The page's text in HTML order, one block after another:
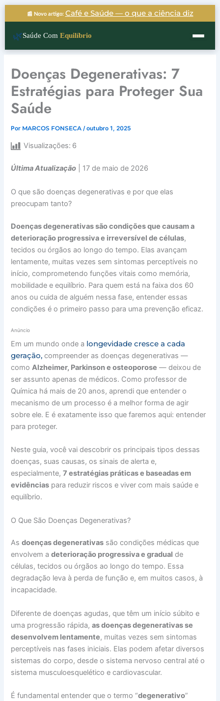
conteúdo
📰 Novo artigo: Café e Saúde — o que a ciência diz
🌿Saúde Com Equilíbrio
Doenças Degenerativas: 7
Estratégias para Proteger Sua
Saúde
Por MARCOS FONSECA/outubro 1, 2025
Visualizações: 6
Última Atualização | 17 de maio de 2026
O que são doenças degenerativas e por que elas
preocupam tanto?
Doenças degenerativas são condições que causam a
deterioração progressiva e irreversível de células,
tecidos ou órgãos ao longo do tempo. Elas avançam
lentamente, muitas vezes sem sintomas perceptíveis no
início, comprometendo funções vitais como memória,
mobilidade e equilíbrio. Para quem está na faixa dos 60
anos ou cuida de alguém nessa fase, entender essas
condições é o primeiro passo para uma prevenção eficaz.
Anúncio
Em um mundo onde a longevidade cresce a cada
geração, compreender as doenças degenerativas —
comoAlzheimer, Parkinson e osteoporose — deixou de
ser assunto apenas de médicos. Como professor de
Química há mais de 20 anos, aprendi que entender o
mecanismo de um processo é a melhor forma de agir
sobre ele. E é exatamente isso que faremos aqui: entender
para proteger.
Neste guia, você vai descobrir os principais tipos dessas
doenças, suas causas, os sinais de alerta e,
especialmente,7 estratégias práticas e baseadas em
evidências para reduzir riscos e viver com mais saúde e
equilíbrio.
O Que São Doenças Degenerativas?
Asdoenças degenerativas são condições médicas que
envolvem adeterioração progressiva e gradual de
células, tecidos ou órgãos ao longo do tempo. Essa
degradação leva à perda de função e, em muitos casos, à
incapacidade.
Diferente de doenças agudas, que têm um início súbito e
uma progressão rápida,as doenças degenerativas se
desenvolvem lentamente, muitas vezes sem sintomas
perceptíveis nas fases iniciais. Elas podem afetar diversos
sistemas do corpo, desde o sistema nervoso central até o
sistema musculoesquelético e cardiovascular.
É fundamental entender que o termo “degenerativo”